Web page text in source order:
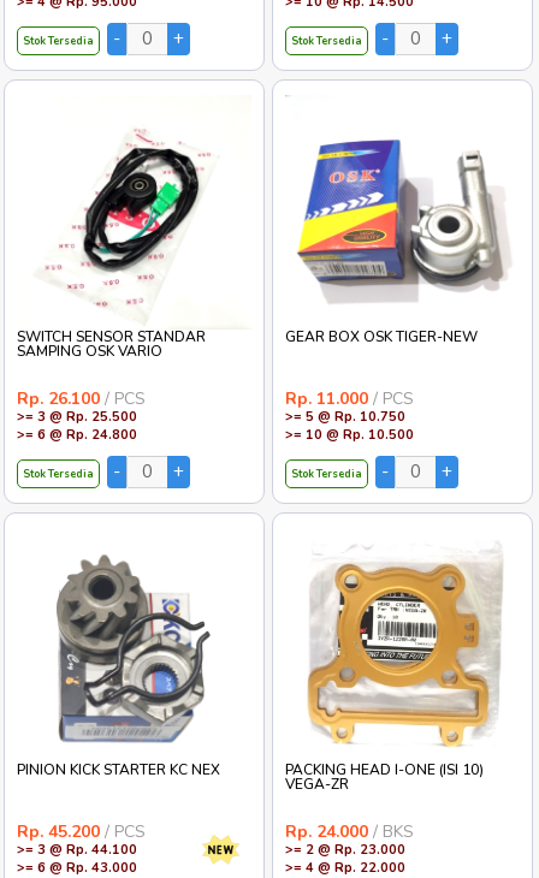
Stok Tersedia Stok Tersedia
SWITCH SENSOR STANDAR
SAMPING OSK VARIO
Rp. 26.100 / PCS
>= 3 @ Rp. 25.500
>= 6 @ Rp. 24.800
Stok Tersedia
GEAR BOX OSK TIGER-NEW
Rp. 11.000 / PCS
>= 5 @ Rp. 10.750
>= 10 @ Rp. 10.500
Stok Tersedia
PINION KICK STARTER KC NEX
Rp. 45.200 / PCS
>= 3 @ Rp. 44.100
>= 6 @ Rp. 43.000
PACKING HEAD I-ONE (ISI 10)
VEGA-ZR
Rp. 24.000 / BKS
>= 2 @ Rp. 23.000
>= 4 @ Rp. 22.000